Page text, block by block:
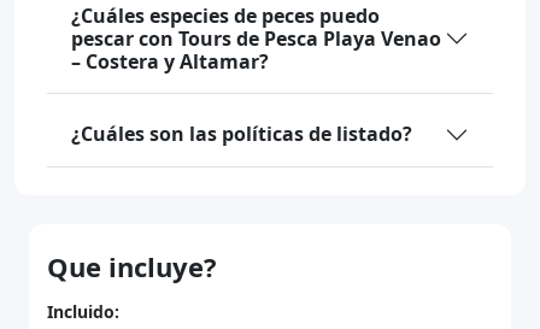
¿Cuáles especies de peces puedo
pescar con Tours de Pesca Playa Venao
– Costera y Altamar?
¿Cuáles son las políticas de listado?
Que incluye?
Incluido: